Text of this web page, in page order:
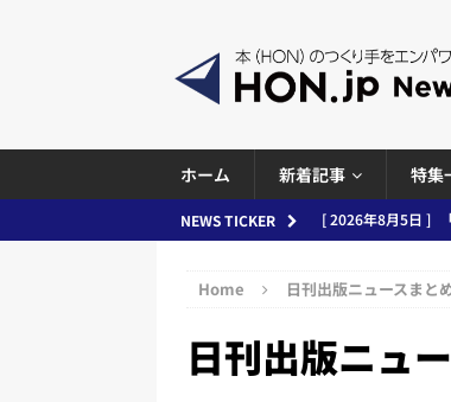
ホーム 新着記事 特集
NEWS TICKER [ 2026年8月4日 ]
[ 2026年8月3日 ]
務化」など、週刊
とめ＆コラム
Home 日刊出版ニュースまと
日刊出版ニュ